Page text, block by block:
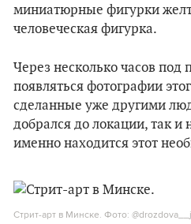
миниатюрные фигурки
человеческая фигурка.
Через несколько часов под
появляться фотографии
сделанные уже другими
добрался до локации, так и
именно находится этот
Стрит-арт в Минске. Фото: